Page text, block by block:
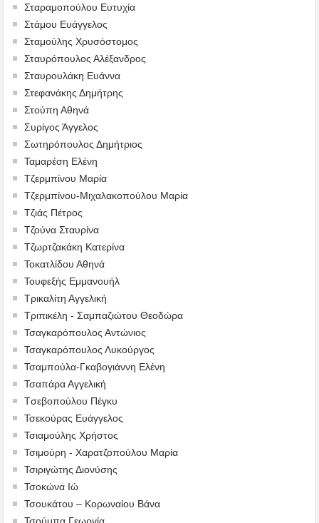
Σταραμοπούλου Ευτυχία
Στάμου Ευάγγελος
Σταμούλης Χρυσόστομος
Σταυρόπουλος Αλέξανδρος
Σταυρουλάκη Ευάννα
Στεφανάκης Δημήτρης
Στούπη Αθηνά
Συρίγος Άγγελος
Σωτηρόπουλος Δημήτριος
Ταμαρέση Ελένη
Τζερμπίνου Μαρία
Τζερμπίνου-Μιχαλακοπούλου Μαρία
Τζιάς Πέτρος
Τζούνα Σταυρίνα
Τζωρτζακάκη Κατερίνα
Τοκατλίδου Αθηνά
Τουφεξής Εμμανουήλ
Τρικαλίτη Αγγελική
Τριπικέλη - Σαμπαζιώτου Θεοδώρα
Τσαγκαρόπουλος Αντώνιος
Τσαγκαρόπουλος Λυκούργος
Τσαμπούλα-Γκαβογιάννη Ελένη
Τσαπάρα Αγγελική
Tσεβοπούλου Πέγκυ
Τσεκούρας Ευάγγελος
Τσιαμούλης Χρήστος
Τσιμούρη - Χαρατζοπούλου Μαρία
Τσιριγώτης Διονύσης
Τσοκώνα Ιώ
Τσουκάτου – Κορωναίου Βάνα
Τσούμπα Γεωργία